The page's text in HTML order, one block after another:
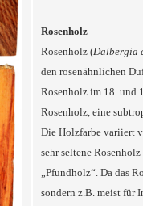
Rosenholz
Rosenholz (Dalbergia
den rosenähnlichen
Rosenholz im 18. und
Rosenholz, eine
Die Holzfarbe variiert
sehr seltene
„Pfundholz“. Da das
sondern z.B. meist für